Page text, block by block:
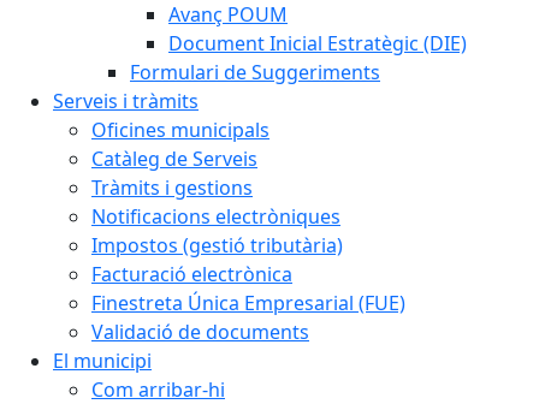
Avanç POUM
Document Inicial Estratègic (DIE)
Formulari de Suggeriments
Serveis i tràmits
Oficines municipals
Catàleg de Serveis
Tràmits i gestions
Notificacions electròniques
Impostos (gestió tributària)
Facturació electrònica
Finestreta Única Empresarial (FUE)
Validació de documents
El municipi
Com arribar-hi